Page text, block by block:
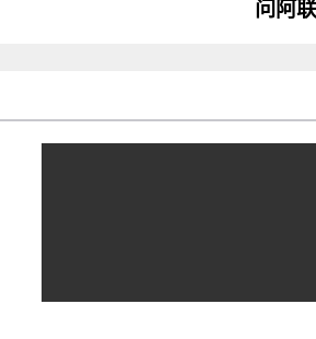
问阿